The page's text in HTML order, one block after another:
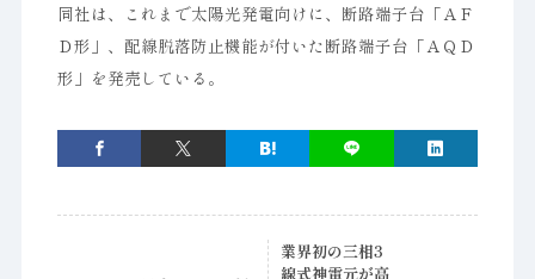
同社は、これまで太陽光発電向けに、断路端子台「ＡＦ
Ｄ形」、配線脱落防止機能が付いた断路端子台「ＡＱＤ
形」を発売している。
業界初の三相3
線式神電元が高